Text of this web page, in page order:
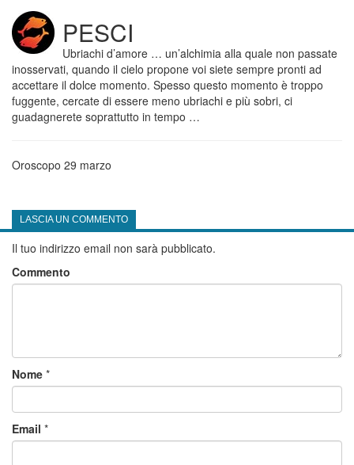
PESCI
Ubriachi d’amore … un’alchimia alla quale non passate
inosservati, quando il cielo propone voi siete sempre pronti ad
accettare il dolce momento. Spesso questo momento è troppo
fuggente, cercate di essere meno ubriachi e più sobri, ci
guadagnerete soprattutto in tempo …
Oroscopo 29 marzo
LASCIA UN COMMENTO
Il tuo indirizzo email non sarà pubblicato.
Commento
Nome *
Email *